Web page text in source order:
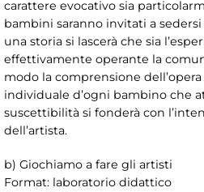
carattere evocativo sia
bambini saranno invitati a
una storia si lascerà che sia
effettivamente operante la
modo la comprensione dell’opera
individuale d’ogni bambino che
suscettibilità si fonderà con
dell’artista.
b) Giochiamo a fare gli artisti
Format: laboratorio didattico